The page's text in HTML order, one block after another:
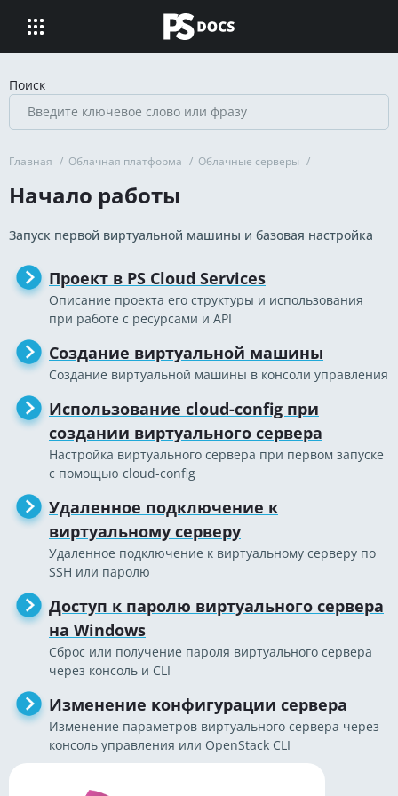
Поиск
Главная / Облачная платформа / Облачные серверы /
Начало работы
Запуск первой виртуальной машины и базовая настройка
Проект в PS Cloud Services
Описание проекта его структуры и использования
при работе с ресурсами и API
Создание виртуальной машины
Создание виртуальной машины в консоли управления
Использование cloud-config при
создании виртуального сервера
Настройка виртуального сервера при первом запуске
с помощью cloud-config
Удаленное подключение к
виртуальному серверу
Удаленное подключение к виртуальному серверу по
SSH или паролю
Доступ к паролю виртуального сервера
на Windows
Сброс или получение пароля виртуального сервера
через консоль и CLI
Изменение конфигурации сервера
Изменение параметров виртуального сервера через
консоль управления или OpenStack CLI